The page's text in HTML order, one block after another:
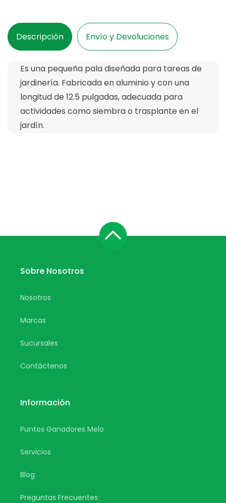
Descripción Envío y Devoluciones
Es una pequeña pala diseñada para tareas de
jardinería. Fabricada en aluminio y con una
longitud de 12.5 pulgadas, adecuada para
actividades como siembra o trasplante en el
jardín.
Sobre Nosotros
Nosotros
Marcas
Sucursales
Contáctenos
Información
Puntos Ganadores Melo
Servicios
Blog
Preguntas Frecuentes